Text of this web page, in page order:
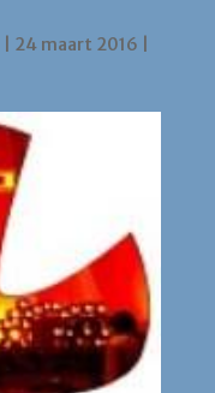
24 maart 2016